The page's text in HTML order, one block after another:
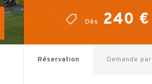
Dès 240 €
Dès 240 €
Réservation Demande